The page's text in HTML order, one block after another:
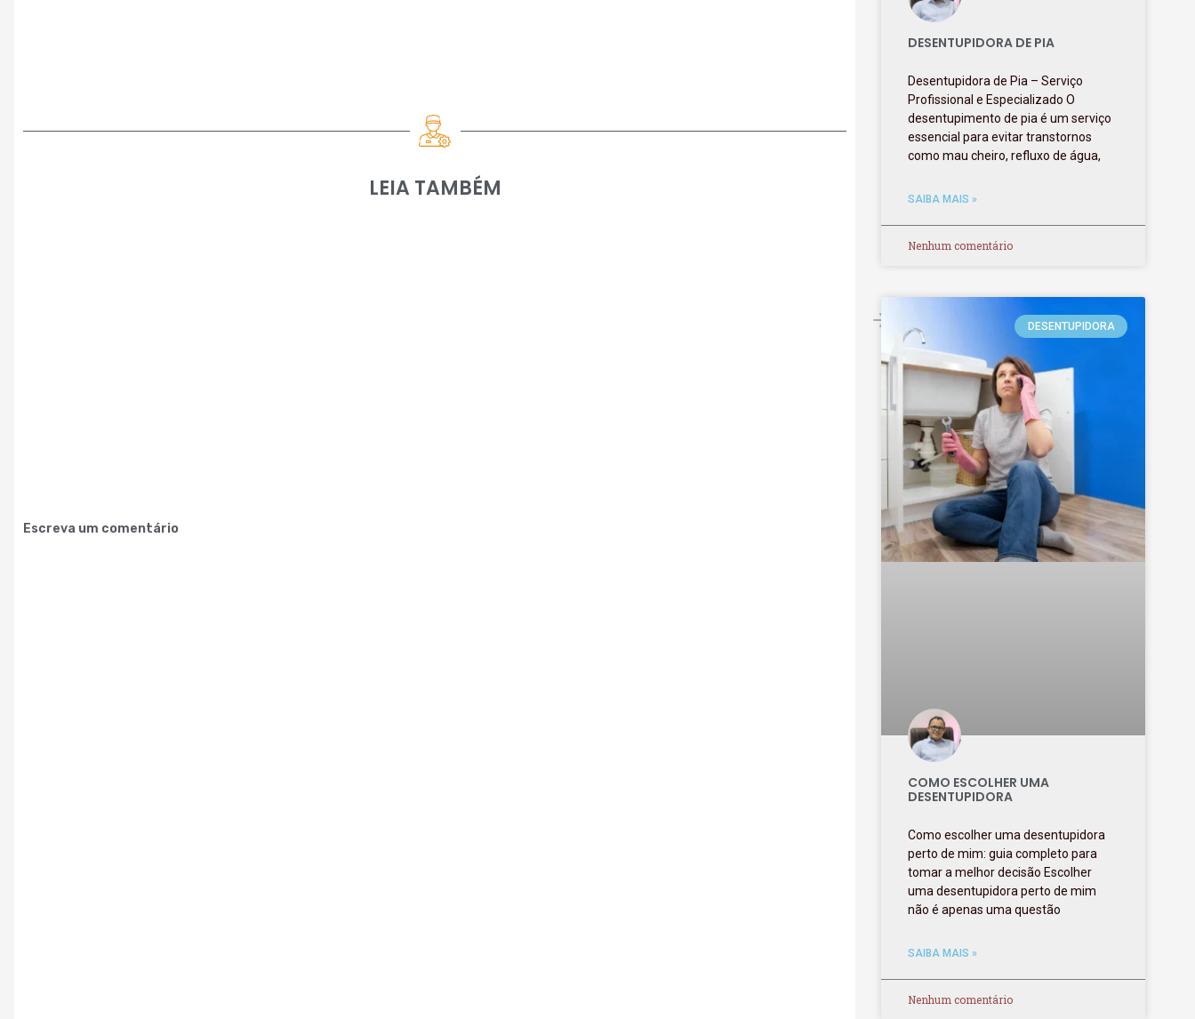
LEIA TAMBÉM
Escreva um comentário
DESENTUPIDORA DE PIA
Desentupidora de Pia – Serviço
Profissional e Especializado O
desentupimento de pia é um serviço
essencial para evitar transtornos
como mau cheiro, refluxo de água,
SAIBA MAIS »
Nenhum comentário
DESENTUPIDORA
COMO ESCOLHER UMA
DESENTUPIDORA
Como escolher uma desentupidora
perto de mim: guia completo para
tomar a melhor decisão Escolher
uma desentupidora perto de mim
não é apenas uma questão
SAIBA MAIS »
Nenhum comentário